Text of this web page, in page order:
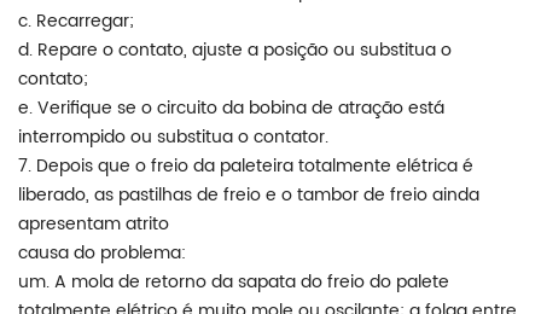
c. Recarregar;
d. Repare o contato, ajuste a posição ou substitua o
contato;
e. Verifique se o circuito da bobina de atração está
interrompido ou substitua o contator.
7. Depois que o freio da paleteira totalmente elétrica é
liberado, as pastilhas de freio e o tambor de freio ainda
apresentam atrito
causa do problema:
um. A mola de retorno da sapata do freio do palete